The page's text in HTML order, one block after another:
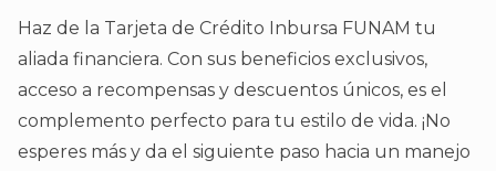
Haz de la Tarjeta de Crédito Inbursa FUNAM tu
aliada financiera. Con sus beneficios exclusivos,
acceso a recompensas y descuentos únicos, es el
complemento perfecto para tu estilo de vida. ¡No
esperes más y da el siguiente paso hacia un manejo